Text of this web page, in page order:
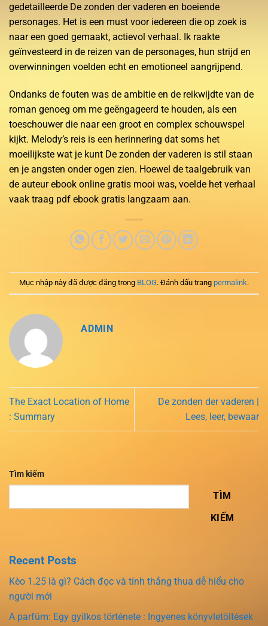
gedetailleerde De zonden der vaderen en boeiende
personages. Het is een must voor iedereen die op zoek is
naar een goed gemaakt, actievol verhaal. Ik raakte
geïnvesteerd in de reizen van de personages, hun strijd en
overwinningen voelden echt en emotioneel aangrijpend.
Ondanks de fouten was de ambitie en de reikwijdte van de
roman genoeg om me geëngageerd te houden, als een
toeschouwer die naar een groot en complex schouwspel
kijkt. Melody’s reis is een herinnering dat soms het
moeilijkste wat je kunt De zonden der vaderen is stil staan
en je angsten onder ogen zien. Hoewel de taalgebruik van
de auteur ebook online gratis mooi was, voelde het verhaal
vaak traag pdf ebook gratis langzaam aan.
Mục nhập này đã được đăng trong BLOG. Đánh dấu trang permalink.
ADMIN
The Exact Location of Home
: Summary
De zonden der vaderen |
Lees, leer, bewaar
Tìm kiếm
TÌM
KIẾM
Recent Posts
Kèo 1.25 là gì? Cách đọc và tính thắng thua dễ hiểu cho
người mới
A parfüm: Egy gyilkos története : Ingyenes könyvletöltések